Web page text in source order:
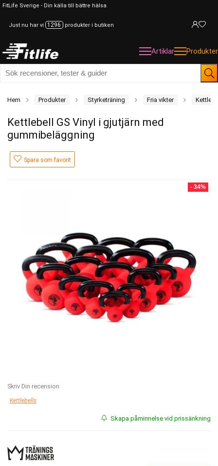
FitLife Sverige - Din källa till bättre hälsa
Just nu har vi 1296 produkter i butiken
Artiklar Produkter
Hem Produkter Styrketräning Fria vikter
Kettlebell GS Vinyl i gjutjärn med
gummibeläggning
Spara som favorit
- 34%
Skriv Din recension
Kettlebells
Skapa påminnelse vid prissänkning